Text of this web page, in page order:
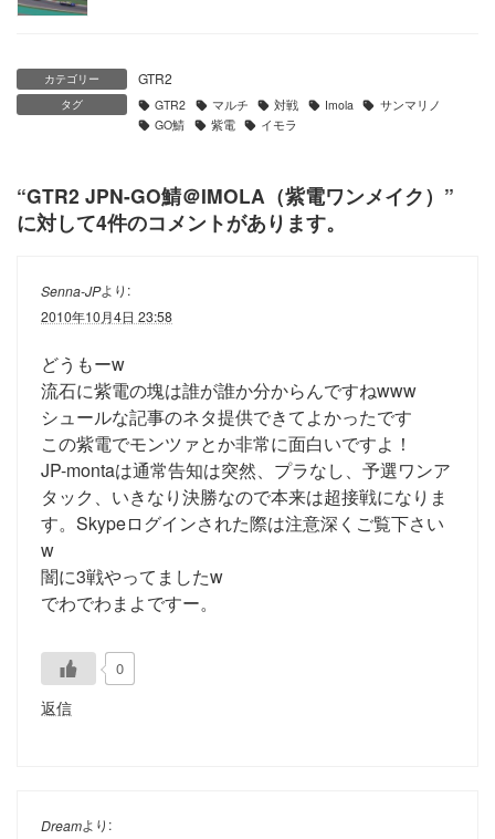
カテゴリー GTR2
タグ GTR2 マルチ 対戦 Imola
サンマリノ
GO鯖
紫電 イモラ
“GTR2 JPN-GO鯖＠IMOLA（紫電ワンメイク） ”
に対して4件のコメントがあります。
Senna-JPより:
2010年10月4日 23:58
どうもーw
流石に紫電の塊は誰が誰か分からんですねwww
シュールな記事のネタ提供できてよかったです
この紫電でモンツァとか非常に面白いですよ！
JP-montaは通常告知は突然、プラなし、予選ワンア
タック、いきなり決勝なので本来は超接戦になりま
す。Skypeログインされた際は注意深くご覧下さい
w
闇に3戦やってましたw
でわでわまよですー。
0
返信
Dreamより: